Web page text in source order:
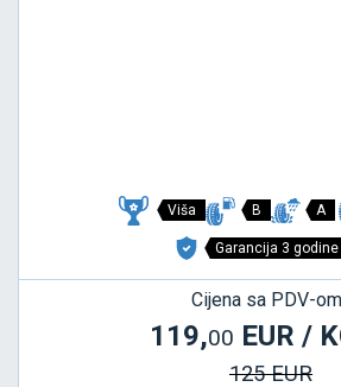
Viša B A
Garancija 3 godine
Cijena sa PDV-om
119,00 EUR /
125 EUR